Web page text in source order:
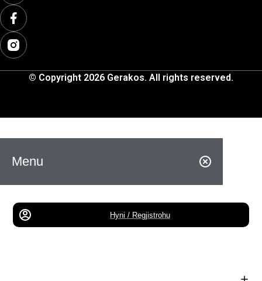
© Copyright 2026 Gerakos. All rights reserved.
Menu
Hyni / Regjistrohu